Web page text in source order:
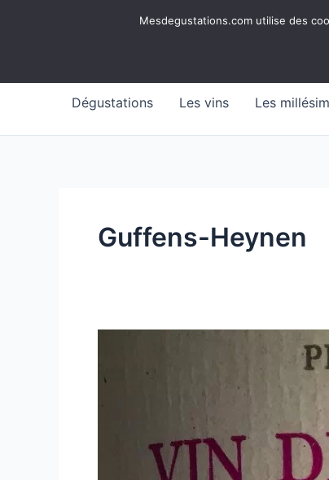
Mesdegustations
Dégustations Les vins Les
Guffens-Heynen
Mesdegustations.com utilise des